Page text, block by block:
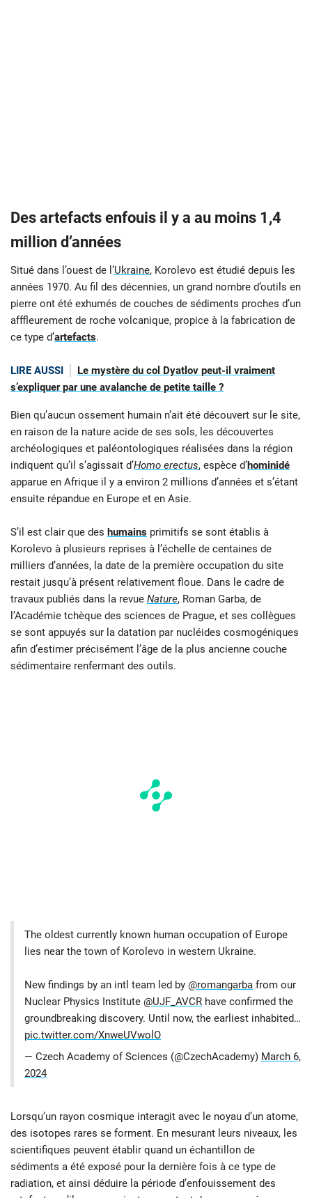
Des artefacts enfouis il y a au moins 1,4
million d’années
Situé dans l’ouest de l’Ukraine, Korolevo est étudié depuis les
années 1970. Au fil des décennies, un grand nombre d’outils en
pierre ont été exhumés de couches de sédiments proches d’un
afffleurement de roche volcanique, propice à la fabrication de
ce type d’artefacts.
LIRE AUSSI
Le mystère du col Dyatlov peut-il vraiment
s’expliquer par une avalanche de petite taille ?
Bien qu’aucun ossement humain n’ait été découvert sur le site,
en raison de la nature acide de ses sols, les découvertes
archéologiques et paléontologiques réalisées dans la région
indiquent qu’il s’agissait d’Homo erectus, espèce d’hominidé
apparue en Afrique il y a environ 2 millions d’années et s’étant
ensuite répandue en Europe et en Asie.
S’il est clair que des humains primitifs se sont établis à
Korolevo à plusieurs reprises à l’échelle de centaines de
milliers d’années, la date de la première occupation du site
restait jusqu’à présent relativement floue. Dans le cadre de
travaux publiés dans la revue Nature, Roman Garba, de
l’Académie tchèque des sciences de Prague, et ses collègues
se sont appuyés sur la datation par nucléides cosmogéniques
afin d’estimer précisément l’âge de la plus ancienne couche
sédimentaire renfermant des outils.
The oldest currently known human occupation of Europe
lies near the town of Korolevo in western Ukraine.
New findings by an intl team led by @romangarba from our
Nuclear Physics Institute @UJF_AVCR have confirmed the
groundbreaking discovery. Until now, the earliest inhabited…
pic.twitter.com/XnweUVwolO
— Czech Academy of Sciences (@CzechAcademy) March 6,
2024
Lorsqu’un rayon cosmique interagit avec le noyau d’un atome,
des isotopes rares se forment. En mesurant leurs niveaux, les
scientifiques peuvent établir quand un échantillon de
sédiments a été exposé pour la dernière fois à ce type de
radiation, et ainsi déduire la période d’enfouissement des